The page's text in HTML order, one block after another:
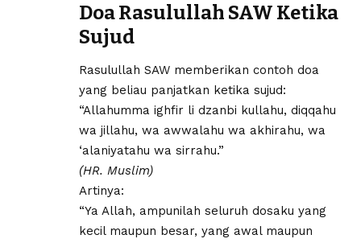
Doa Rasulullah SAW Ketika
Sujud
Rasulullah SAW memberikan contoh doa
yang beliau panjatkan ketika sujud:
“Allahumma ighfir li dzanbi kullahu, diqqahu
wa jillahu, wa awwalahu wa akhirahu, wa
‘alaniyatahu wa sirrahu.”
(HR. Muslim)
Artinya:
“Ya Allah, ampunilah seluruh dosaku yang
kecil maupun besar, yang awal maupun